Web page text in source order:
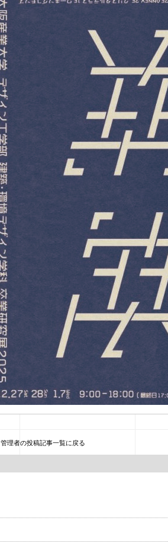
管理者の投稿記事一覧に戻る